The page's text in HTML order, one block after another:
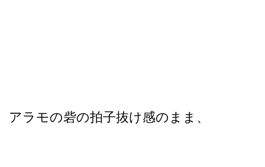
アラモの砦の拍子抜け感のまま、